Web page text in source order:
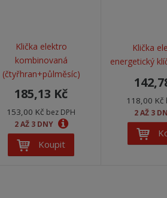
Klička elektro
kombinovaná
(čtyřhran+půlměsíc)
185,13 Kč
153,00 Kč bez DPH
2 AŽ 3 DNY
Koupit
Klička
energetický
118,00 Kč
2 AŽ 3